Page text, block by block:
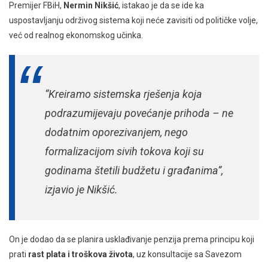
Premijer FBiH, Nermin Nikšić, istakao je da se ide ka
uspostavljanju održivog sistema koji neće zavisiti od političke volje,
već od realnog ekonomskog učinka.
“Kreiramo sistemska rješenja koja
podrazumijevaju povećanje prihoda – ne
dodatnim oporezivanjem, nego
formalizacijom sivih tokova koji su
godinama štetili budžetu i građanima”,
izjavio je Nikšić.
On je dodao da se planira usklađivanje penzija prema principu koji
prati rast plata i troškova života, uz konsultacije sa Savezom